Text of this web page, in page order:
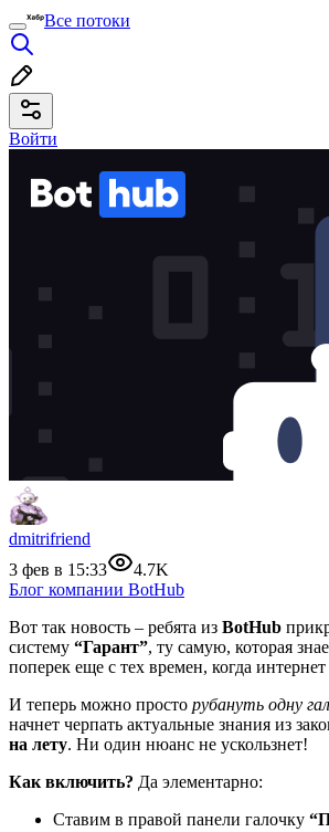
Все потоки
Войти
dmitrifriend
3 фев в 15:33
4.7K
Блог компании BotHub
Вот так новость – ребята из BotHub
систему “Гарант”, ту самую, которая
поперек еще с тех времен, когда
И теперь можно просто рубануть одну
начнет черпать актуальные знания из
на лету. Ни один нюанс не ускользнет!
Как включить? Да элементарно:
Ставим в правой панели галочку